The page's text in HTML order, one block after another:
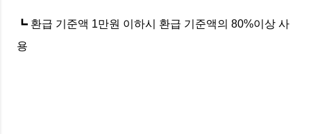
┗ 환급 기준액 1만원 이하시 환급 기준액의 80%이상 사
용